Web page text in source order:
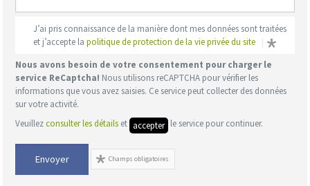
J’ai pris connaissance de la manière dont mes données sont traitées
et j’accepte lapolitique de protection de la vie privée du site
Nous avons besoin de votre consentement pour charger le
service ReCaptcha! Nous utilisons reCAPTCHA pour vérifier les
informations que vous avez saisies. Ce service peut collecter des données
sur votre activité.
Veuillezconsulter les détails et accepter le service pour continuer.